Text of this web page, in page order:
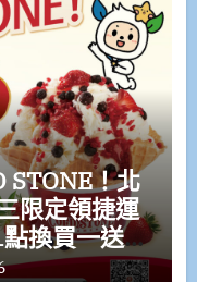
STONE！北
限定領捷運
換買一送一